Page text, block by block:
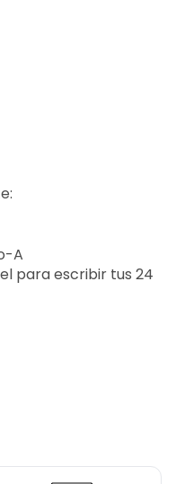
A
para escribir tus 24